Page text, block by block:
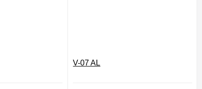
V-07 AL